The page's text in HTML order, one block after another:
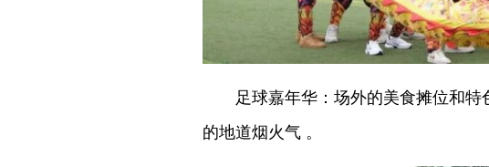
足球嘉年华：场外的美食摊位和特
的地道烟火气 。